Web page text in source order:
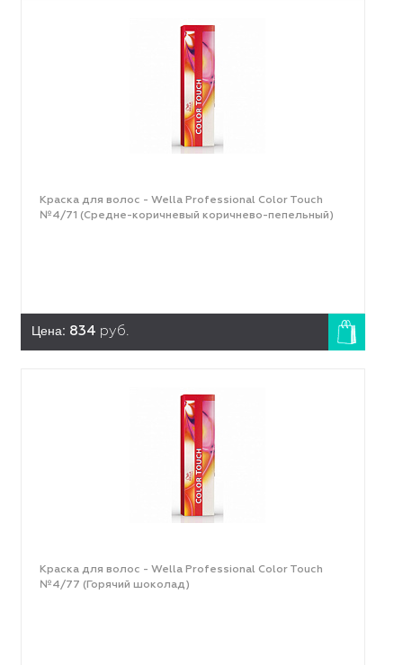
Краска для волос - Wella Professional Color Touch
№4/71 (Средне-коричневый коричнево-пепельный)
Цена: 834 руб.
Краска для волос - Wella Professional Color Touch
№4/77 (Горячий шоколад)